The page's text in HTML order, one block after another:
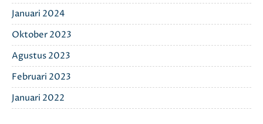
Januari 2024
Oktober 2023
Agustus 2023
Februari 2023
Januari 2022